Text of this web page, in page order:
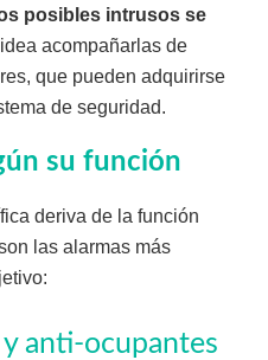
posibles intrusos se
acompañarlas de
que pueden adquirirse
de seguridad.
su función
deriva de la función
las alarmas más
anti-ocupantes